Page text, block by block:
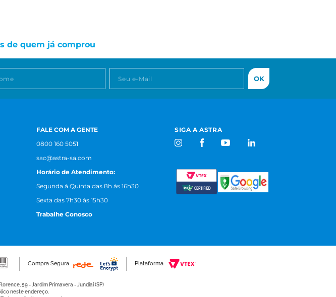
de quem já comprou
OK
FALE COM A GENTE
0800 160 5051
sac@astra-sa.com
Horário de Atendimento:
Segunda à Quinta das 8h às 16h30
Sexta das 7h30 às 15h30
Trabalhe Conosco
SIGA A ASTRA
Compra Segura Plataforma
59 - Jardim Primavera - Jundiaí (SP)
neste endereço.